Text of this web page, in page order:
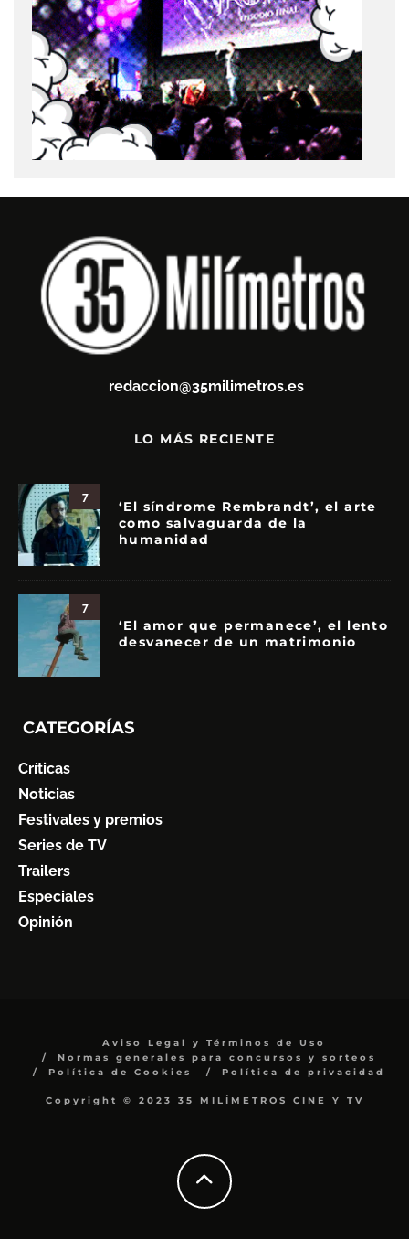
redaccion@35milimetros.es
LO MÁS RECIENTE
7
‘El síndrome Rembrandt’, el arte
como salvaguarda de la
humanidad
7
‘El amor que permanece’, el lento
desvanecer de un matrimonio
CATEGORÍAS
Críticas
Noticias
Festivales y premios
Series de TV
Trailers
Especiales
Opinión
Aviso Legal y Términos de Uso
Normas generales para concursos y sorteos
Política de Cookies
Política de privacidad
Copyright © 2023 35 MILÍMETROS CINE Y TV